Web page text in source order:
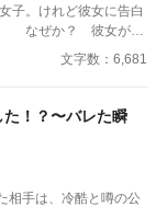
子。けれど彼女に告白
。 なぜか？ 彼女が高
書に誰もが気後れして
とごとく散っていっ
、とっくに体つきは
も子供気分で困って
なければならないだ
方だということを、
だ。
文字数：6,681
！？〜バレた瞬
相手は、冷酷と噂の公